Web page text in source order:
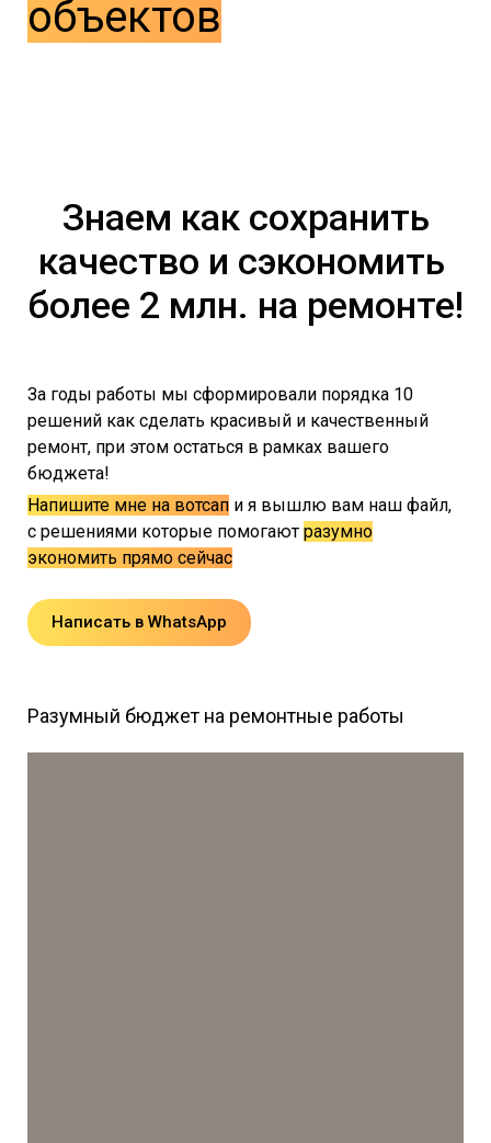
объектов
Знаем как сохранить
качество и сэкономить
более 2 млн. на ремонте!
За годы работы мы сформировали порядка 10
решений как сделать красивый и качественный
ремонт, при этом остаться в рамках вашего
бюджета!
Напишите мне на вотсап и я вышлю вам наш файл,
с решениями которые помогают разумно
экономить прямо сейчас
Написать в WhatsApp
Разумный бюджет на ремонтные работы